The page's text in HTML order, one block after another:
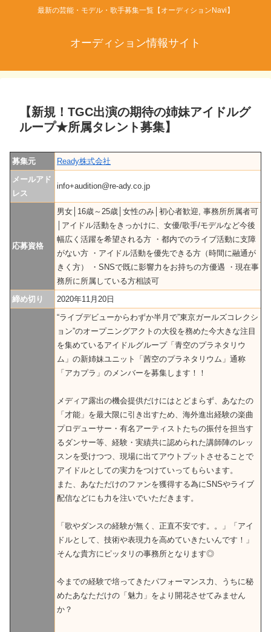
最新の芸能・モデル・歌手募集一覧【オーディションNavi】
オーディション情報サイト
【新規！TGC出演の期待の姉妹アイドルグ
ループ★所属タレント募集】
募集元
Ready株式会社
メールアド
レス
info+audition@re-ady.co.jp
応募資格
男女│16歳～25歳│女性のみ│初心者歓迎, 事務所所属者可
│アイドル活動をきっかけに、女優/歌手/モデルなど今後
幅広く活躍を希望される方 ・都内でのライブ活動に支障
がない方 ・アイドル活動を優先できる方（時間に融通が
きく方） ・SNSで既に影響力をお持ちの方優遇 ・現在事
務所に所属している方相談可
締め切り
2020年11月20日
“ライブデビューからわずか半月で”東京ガールズコレクシ
ョン”のオープニングアクトの大役を務めた今大きな注目
を集めているアイドルグループ「青空のプラネタリウ
ム」の新姉妹ユニット「茜空のプラネタリウム」通称
「アカプラ」のメンバーを募集します！！
メディア露出の機会提供だけにはとどまらず、あなたの
「才能」を最大限に引き出すため、海外進出経験の楽曲
プロデューサー・有名アーティストたちの振付を担当す
るダンサー等、経験・実績共に認められた講師陣のレッ
スンを受けつつ、現場に出てアウトプットさせることで
アイドルとしての実力をつけていってもらいます。
また、あなただけのファンを獲得する為にSNSやライブ
配信などにも力を注いでいただきます。
「歌やダンスの経験が無く、正直不安です。。」「アイ
ドルとして、技術や表現力を高めていきたいんです！」
そんな貴方にピッタリの事務所となります◎
今までの経験で培ってきたパフォーマンス力、うちに秘
めたあなただけの「魅力」をより開花させてみません
か？